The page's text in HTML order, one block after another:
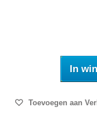
In
Toevoegen aan